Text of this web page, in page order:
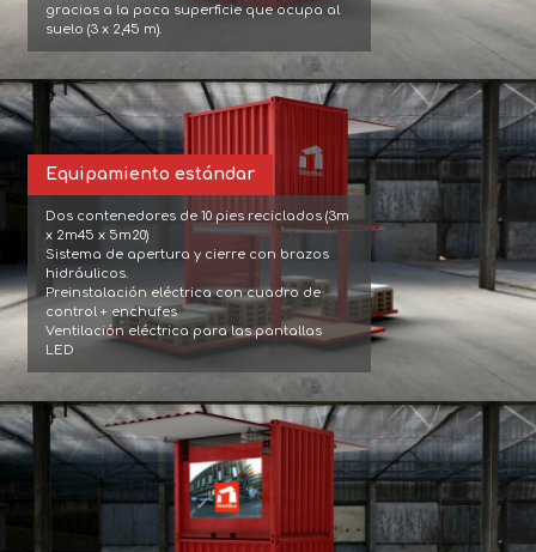
gracias a la poca superficie que ocupa al
suelo (3 x 2,45 m).
Equipamiento estándar
Dos contenedores de 10 pies reciclados (3m
x 2m45 x 5m20)
Sistema de apertura y cierre con brazos
hidráulicos.
Preinstalación eléctrica con cuadro de
control + enchufes
Ventilación eléctrica para las pantallas
LED